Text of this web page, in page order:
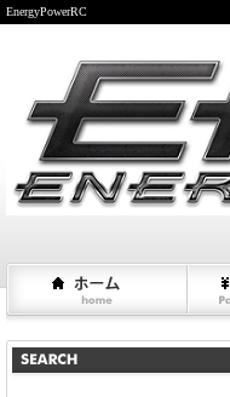
EnergyPowerRC